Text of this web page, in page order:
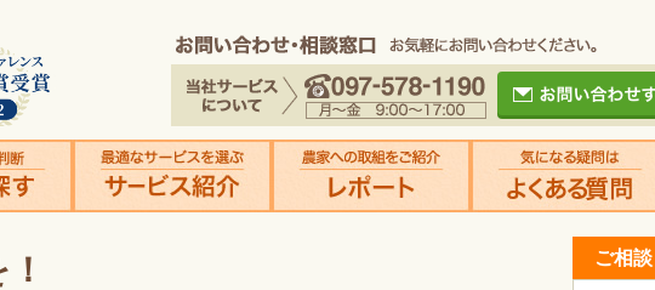
ご相